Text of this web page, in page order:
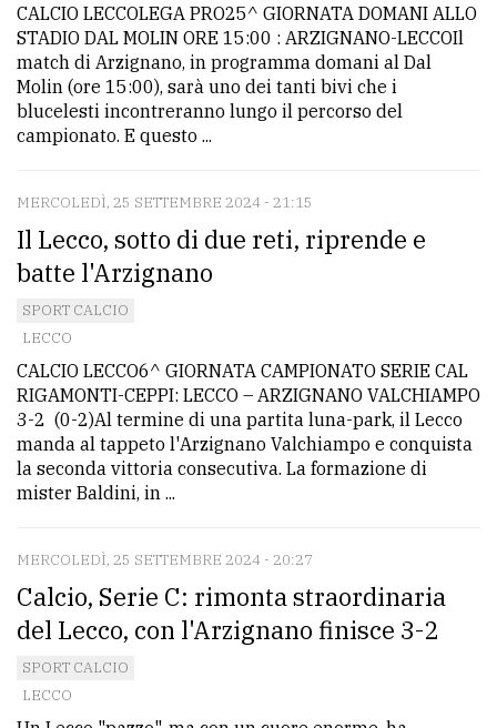
CALCIO LECCOLEGA PRO25^ GIORNATA DOMANI ALLO
STADIO DAL MOLIN ORE 15:00 : ARZIGNANO-LECCOIl
match di Arzignano, in programma domani al Dal
Molin (ore 15:00), sarà uno dei tanti bivi che i
blucelesti incontreranno lungo il percorso del
campionato. E questo ...
MERCOLEDÌ, 25 SETTEMBRE 2024 - 21:15
Il Lecco, sotto di due reti, riprende e
batte l'Arzignano
SPORT CALCIO
LECCO
CALCIO LECCO6^ GIORNATA CAMPIONATO SERIE CAL
RIGAMONTI-CEPPI: LECCO – ARZIGNANO VALCHIAMPO
3-2 (0-2)Al termine di una partita luna-park, il Lecco
manda al tappeto l'Arzignano Valchiampo e conquista
la seconda vittoria consecutiva. La formazione di
mister Baldini, in ...
MERCOLEDÌ, 25 SETTEMBRE 2024 - 20:27
Calcio, Serie C: rimonta straordinaria
del Lecco, con l'Arzignano finisce 3-2
SPORT CALCIO
LECCO